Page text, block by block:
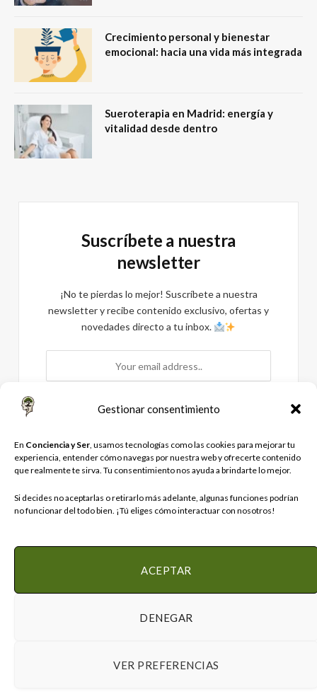
Gestionar consentimiento
En Conciencia y Ser, usamos tecnologías como las cookies para mejorar tu
experiencia, entender cómo navegas por nuestra web y ofrecerte contenido
que realmente te sirva. Tu consentimiento nos ayuda a brindarte lo mejor.
Si decides no aceptarlas o retirarlo más adelante, algunas funciones podrían
no funcionar del todo bien. ¡Tú eliges cómo interactuar con nosotros!
ACEPTAR
DENEGAR
VER PREFERENCIAS
Crecimiento personal y bienestar
emocional: hacia una vida más integrada
Sueroterapia en Madrid: energía y
vitalidad desde dentro
Suscríbete a nuestra
newsletter
¡No te pierdas lo mejor! Suscríbete a nuestra
newsletter y recibe contenido exclusivo, ofertas y
novedades directo a tu inbox.
Al registrarte, aceptas nuestros términos y el acuerdo
de Política de Privacidad
POLÍTICA DE PRIVACIDAD